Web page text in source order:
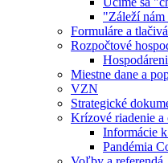
"Záleží
Formuláre a tlačivá
Rozpočtové
Miestne dane a
VZN
Strategické
Krízové riadenie a
Informácie
Pandémia